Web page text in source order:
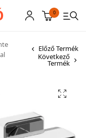
0
Előző Termék
Következő
Termék